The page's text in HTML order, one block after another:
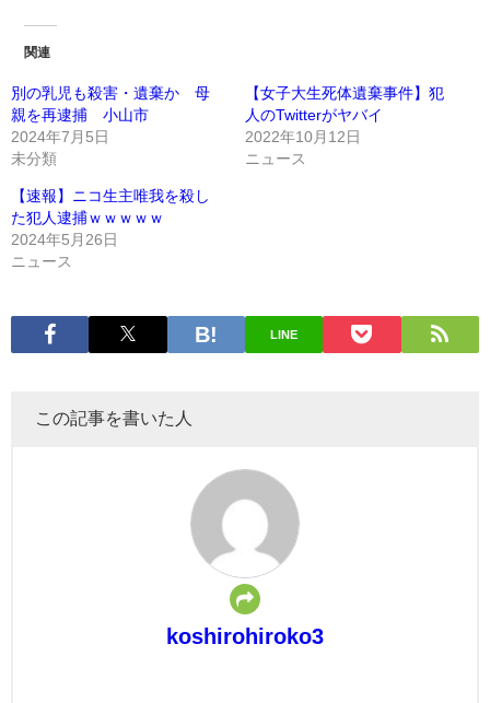
関連
別の乳児も殺害・遺棄か 母
親を再逮捕 小山市
2024年7月5日
未分類
【女子大生死体遺棄事件】犯
人のTwitterがヤバイ
2022年10月12日
ニュース
【速報】ニコ生主唯我を殺し
た犯人逮捕ｗｗｗｗｗ
2024年5月26日
ニュース
LINE
この記事を書いた人
koshirohiroko3